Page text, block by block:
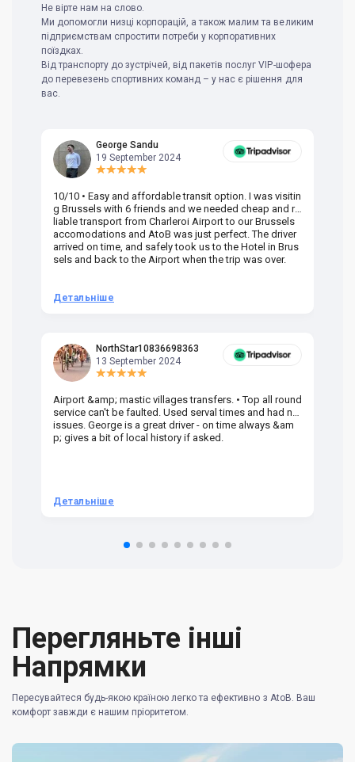
Не вірте нам на слово.
Ми допомогли низці корпорацій, а також малим та великим
підприємствам спростити потреби у корпоративних
поїздках.
Від транспорту до зустрічей, від пакетів послуг VIP-шофера
до перевезень спортивних команд – у нас є рішення для
вас.
George Sandu
19 September 2024
10/10 • Easy and affordable transit option. I was visitin
g Brussels with 6 friends and we needed cheap and re
liable transport from Charleroi Airport to our Brussels
accomodations and AtoB was just perfect. The driver
arrived on time, and safely took us to the Hotel in Brus
sels and back to the Airport when the trip was over.
Детальніше
NorthStar10836698363
13 September 2024
Airport &amp; mastic villages transfers. • Top all round
service can't be faulted. Used serval times and had no
issues. George is a great driver - on time always &am
p; gives a bit of local history if asked.
Детальніше
Перегляньте інші
Напрямки
Пересувайтеся будь-якою країною легко та ефективно з AtoB. Ваш
комфорт завжди є нашим пріоритетом.